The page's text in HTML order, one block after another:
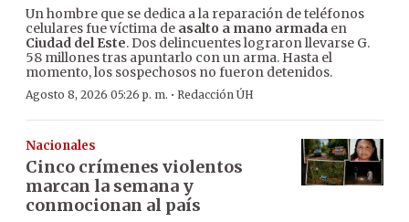
Un hombre que se dedica a la reparación de teléfonos
celulares fue víctima de asalto a mano armada en
Ciudad del Este. Dos delincuentes lograron llevarse G.
58 millones tras apuntarlo con un arma. Hasta el
momento, los sospechosos no fueron detenidos.
Agosto 8, 2026 05:26 p. m. · Redacción ÚH
Nacionales
Cinco crímenes violentos
marcan la semana y
conmocionan al país